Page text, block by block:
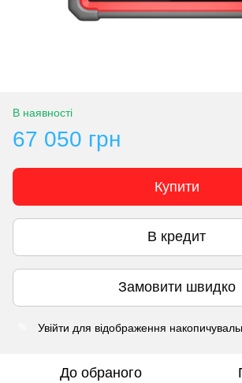
В наявності
67 050 грн
Купити
В кредит
Замовити швидко
Увійти для відображення
До обраного